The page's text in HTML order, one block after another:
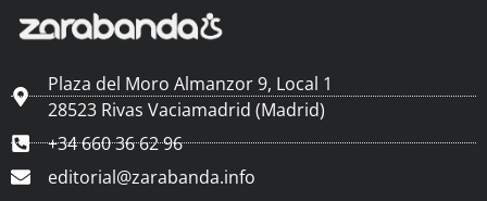
Plaza del Moro Almanzor 9, Local 1
28523 Rivas Vaciamadrid (Madrid)
+34 660 36 62 96
editorial@zarabanda.info